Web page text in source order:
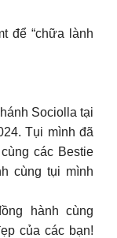
để “chữa lành
Sociolla tại
Tụi mình đã
các Bestie
cùng tụi mình
hành cùng
của các bạn!